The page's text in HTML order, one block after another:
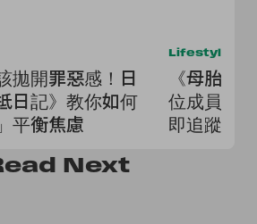
拋開罪惡感！日
日記》教你如何
平衡焦慮
Lifestyle
《母胎單
位成員名
即追蹤起
Next